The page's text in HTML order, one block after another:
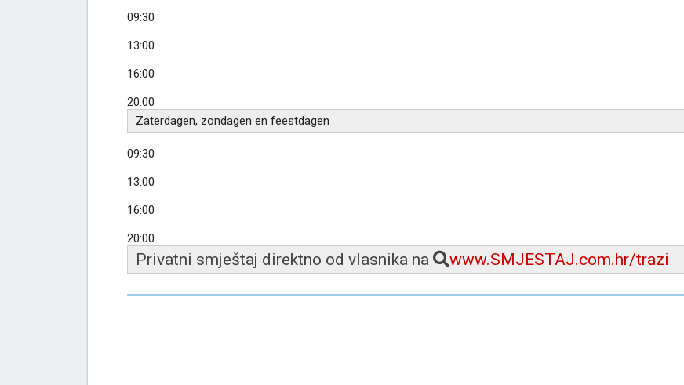
09:30
13:00
16:00
20:00
Zaterdagen, zondagen en feestdagen
09:30
13:00
16:00
20:00
Privatni smještaj direktno od vlasnika na www.SMJESTAJ.com.hr/trazi